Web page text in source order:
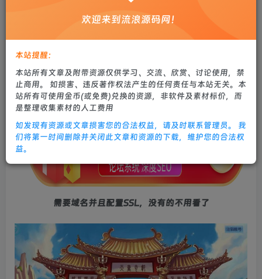
新整理Linux手工服务端+双端+GM后台+教程
2年前更新
0 607 25
需要域名并且配置SSL，没有的不用看了
欢迎来到流浪源码网！
本站提醒：
本站所有文章及附带资源仅供学习、交流、欣赏、讨论使用，禁
止商用。 如损害、违反著作权法产生的任何责任与本站无关。本
站所有可使用金币(或免费)兑换的资源，非软件及素材标价，而
是整理收集素材的人工费用
如发现有资源或文章损害您的合法权益，请及时联系管理员。 我
们将第一时间删除并关闭此文章和资源的下载，维护您的合法权
益。